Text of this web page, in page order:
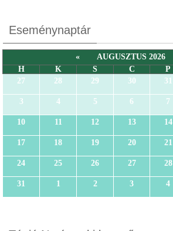
Eseménynaptár
« AUGUSZTUS 2026
H
K S C P
27
28 29 30 31
3 4 5 6 7
10 11 12 13 14
17 18 19 20 21
24 25 26 27 28
31 1 2 3 4